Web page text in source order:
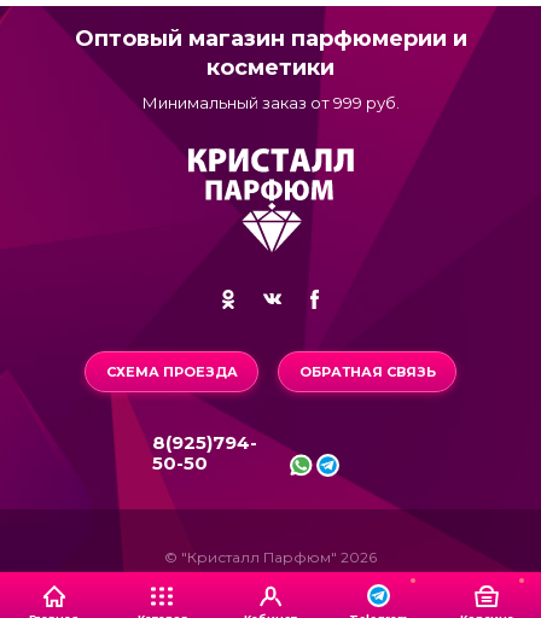
Оптовый магазин парфюмерии и
косметики
Минимальный заказ от 999 руб.
СХЕМА ПРОЕЗДА ОБРАТНАЯ СВЯЗЬ
8(925)794-
50-50
© "Кристалл Парфюм" 2026